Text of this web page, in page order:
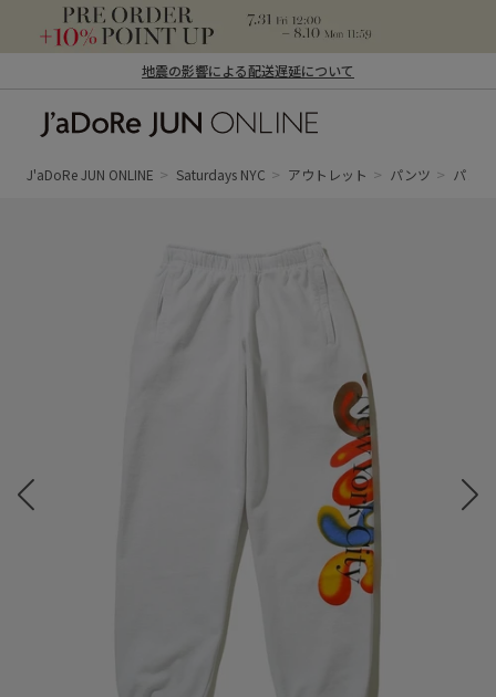
地震の影響による配送遅延について
ン オンライン）
J'aDoRe JUN ONLINE Saturdays NYC アウトレット パンツ パンツ